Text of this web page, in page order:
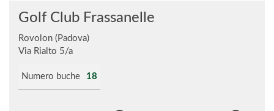
Golf Club Frassanelle
Rovolon (Padova)
Via Rialto 5/a
Numero buche 18